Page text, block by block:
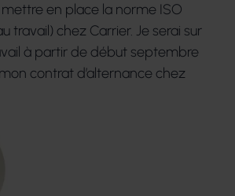
en place la norme ISO
travail) chez Carrier. Je serai sur
à partir de début septembre
contrat d’alternance chez